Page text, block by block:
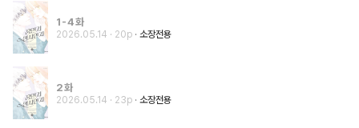
1-4화
2026.05.14 · 20p 소장전용
2화
2026.05.14 · 23p 소장전용